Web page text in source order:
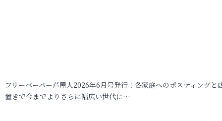
フリーペーパー芦屋人2026年6月号発行！各家庭へのポスティングと
置きで今までよりさらに幅広い世代に…